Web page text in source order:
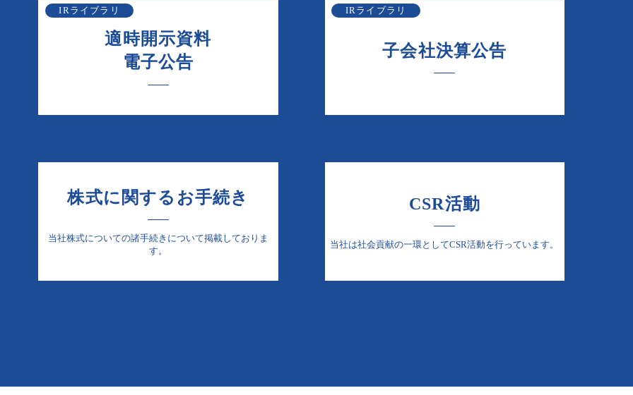
IRライブラリ
適時開示資料
電子公告
IRライブラリ
子会社決算公告
株式に関するお手続き
当社株式についての諸手続きについて掲載しておりま
す。
CSR活動
当社は社会貢献の一環としてCSR活動を行っています。